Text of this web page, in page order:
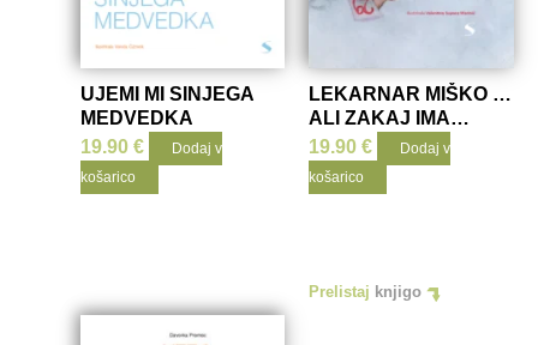
UJEMI MI SINJEGA
MEDVEDKA
19.90€
Dodaj v
košarico
LEKARNAR MIŠKO …
ALI ZAKAJ IMA
FEBRUAR 29 DNI
19.90 €
Dodaj v
košarico
Prelistaj knjigo